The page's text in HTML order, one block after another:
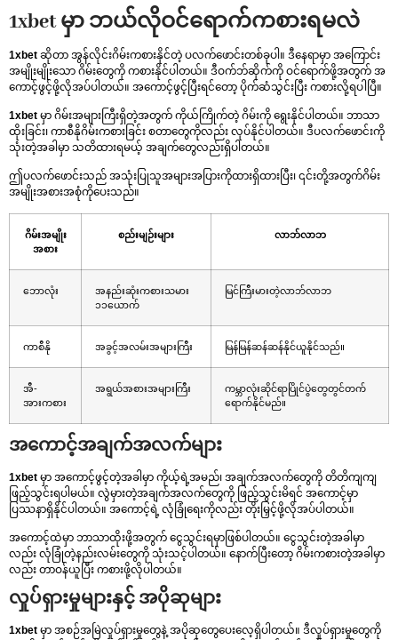
1xbet မှာ ဘယ်လိုဝင်ရောက်ကစားရမလဲ
1xbet ဆိုတာ အွန်လိုင်းဂိမ်းကစားနိုင်တဲ့ ပလက်ဖောင်းတစ်ခုပါ။ ဒီနေရာမှာ အကြောင်း
အမျိုးမျိုးသော ဂိမ်းတွေကို ကစားနိုင်ပါတယ်။ ဒီဝက်ဘ်ဆိုက်ကို ဝင်ရောက်ဖို့အတွက် အ
ကောင့်ဖွင့်ဖို့လိုအပ်ပါတယ်။ အကောင့်ဖွင့်ပြီးရင်တော့ ပိုက်ဆံသွင်းပြီး ကစားလို့ရပါပြီ။
1xbet မှာ ဂိမ်းအများကြီးရှိတဲ့အတွက် ကိုယ်ကြိုက်တဲ့ ဂိမ်းကို ရွေးနိုင်ပါတယ်။ ဘာသာ
ထိုးခြင်း၊ ကာစီနိုဂိမ်းကစားခြင်း စတာတွေကိုလည်း လုပ်နိုင်ပါတယ်။ ဒီပလက်ဖောင်းကို
သုံးတဲ့အခါမှာ သတိထားရမယ့် အချက်တွေလည်းရှိပါတယ်။
ဤပလက်ဖောင်းသည် အသုံးပြုသူအများအပြားကိုထားရှိထားပြီး၊ ၎င်းတို့အတွက်ဂိမ်း
အမျိုးအစားအစုံကိုပေးသည်။
ဂိမ်းအမျိုး
အစား
စည်းမျဉ်းများ လာဘ်လာဘ
ဘောလုံး
အနည်းဆုံးကစားသမား
၁၁ယောက်
မြင်ကြီးမားတဲ့လာဘ်လာဘ
ကာစီနို အခွင့်အလမ်းအများကြီး မြန်မြန်ဆန်ဆန်နိုင်ယူနိုင်သည်။
အီ-
အားကစား
အရွယ်အစားအများကြီး
ကမ္ဘာလုံးဆိုင်ရာပြိုင်ပွဲတွေတွင်တက်
ရောက်နိုင်မည်။
အကောင့်အချက်အလက်များ
1xbet မှာ အကောင့်ဖွင့်တဲ့အခါမှာ ကိုယ့်ရဲ့အမည်၊ အချက်အလက်တွေကို တိတိကျကျ
ဖြည့်သွင်းရပါမယ်။ လွဲမှားတဲ့အချက်အလက်တွေကို ဖြည့်သွင်းမိရင် အကောင့်မှာ
ပြဿနာရှိနိုင်ပါတယ်။ အကောင့်ရဲ့ လုံခြုံရေးကိုလည်း တိုးမြှင့်ဖို့လိုအပ်ပါတယ်။
အကောင့်ထဲမှာ ဘာသာထိုးဖို့အတွက် ငွေသွင်းရမှာဖြစ်ပါတယ်။ ငွေသွင်းတဲ့အခါမှာ
လည်း လုံခြုံတဲ့နည်းလမ်းတွေကို သုံးသင့်ပါတယ်။ နောက်ပြီးတော့ ဂိမ်းကစားတဲ့အခါမှာ
လည်း တာဝန်ယူပြီး ကစားဖို့လိုပါတယ်။
လှုပ်ရှားမှုများနှင့် အပိုဆုများ
1xbet မှာ အစဉ်အမြဲလှုပ်ရှားမှုတွေနဲ့ အပိုဆုတွေပေးလေ့ရှိပါတယ်။ ဒီလှုပ်ရှားမှုတွေကို